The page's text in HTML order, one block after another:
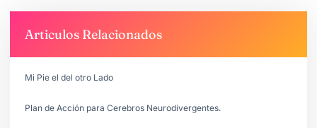
Articulos Relacionados
Mi Pie el del otro Lado
Plan de Acción para Cerebros Neurodivergentes.